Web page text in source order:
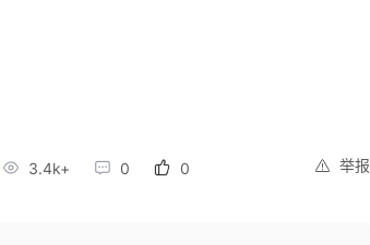
举报
3.4k+ 0 0